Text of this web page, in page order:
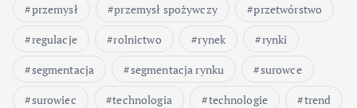
przemysł
przemysł spożywczy
przetwórstwo
regulacje
rolnictwo rynek
rynki
segmentacja
segmentacja rynku
surowce
surowiec
technologia technologie
trend